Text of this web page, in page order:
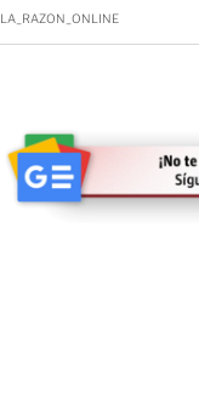
LA_RAZON_ONLINE